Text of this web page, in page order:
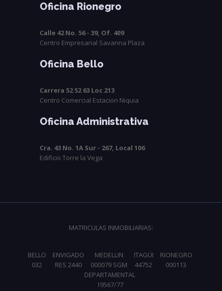
Oficina Rionegro
Calle 42 No. 56 - 39, Of. 409
Centro Empresarial Savanna Plaza
Oficina Bello
Carrera 52 52 63 Loc 213
Centro Comercial Estacion Niquia
Oficina Administrativa
Cra. 43 No. 1A Sur - 267, Local 106
Edificio Torre la Vega
MATRICULAS INMOBILIARIAS:
BELLO
032
ENVIGADO
RES 2440
MEDELLIN
000079 SGM
ITAGÜI
44752
RIONEGRO
000113
DEPARTAMENTAL
19567/77